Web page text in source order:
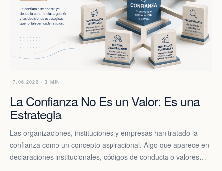
17.06.2026 · 3 MIN
La Confianza No Es un Valor: Es una
Estrategia
Las organizaciones, instituciones y empresas han tratado la
confianza como un concepto aspiracional. Algo que aparece en
declaraciones institucionales, códigos de conducta o valores…